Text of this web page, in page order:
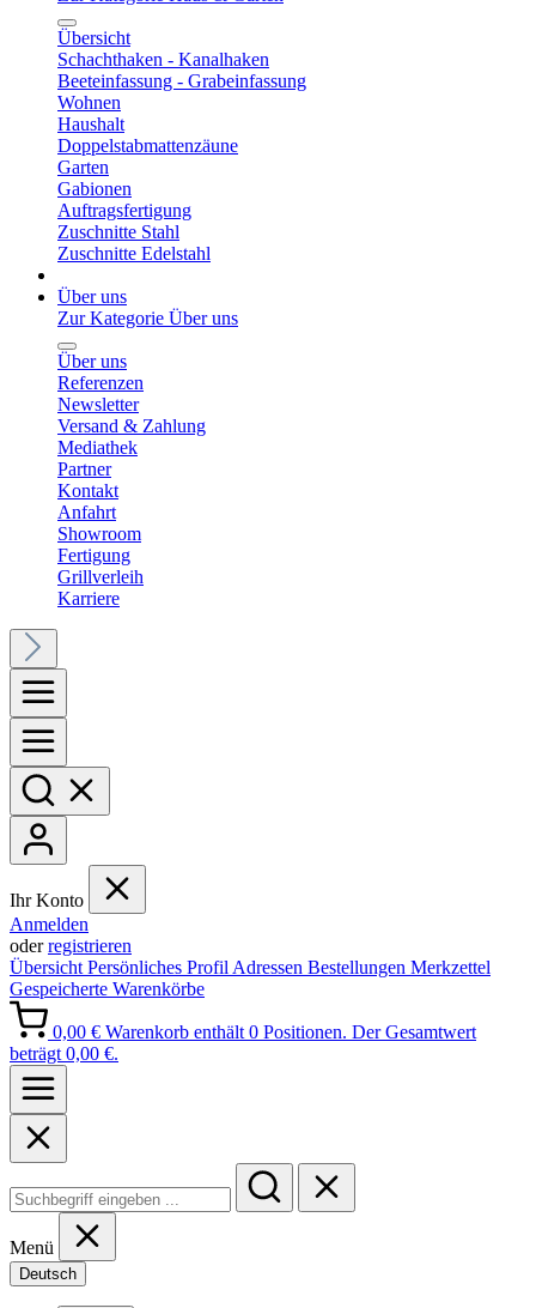
Übersicht
Schachthaken - Kanalhaken
Beeteinfassung - Grabeinfassung
Wohnen
Haushalt
Doppelstabmattenzäune
Garten
Gabionen
Auftragsfertigung
Zuschnitte Stahl
Zuschnitte Edelstahl
Über uns
Zur Kategorie Über uns
Über uns
Referenzen
Newsletter
Versand & Zahlung
Mediathek
Partner
Kontakt
Anfahrt
Showroom
Fertigung
Grillverleih
Karriere
Ihr Konto
Anmelden
oderregistrieren
Übersicht Persönliches Profil Adressen Bestellungen Merkzettel
Gespeicherte Warenkörbe
0,00 € Warenkorb enthält 0 Positionen. Der Gesamtwert
beträgt 0,00 €.
Menü
Deutsch